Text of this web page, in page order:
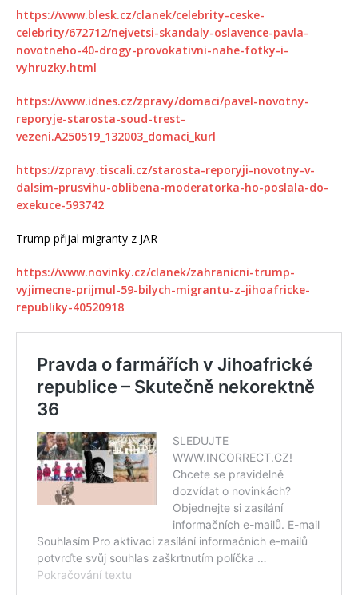
https://www.blesk.cz/clanek/celebrity-ceske-
celebrity/672712/nejvetsi-skandaly-oslavence-pavla-
novotneho-40-drogy-provokativni-nahe-fotky-i-
vyhruzky.html
https://www.idnes.cz/zpravy/domaci/pavel-novotny-
reporyje-starosta-soud-trest-
vezeni.A250519_132003_domaci_kurl
https://zpravy.tiscali.cz/starosta-reporyji-novotny-v-
dalsim-prusvihu-oblibena-moderatorka-ho-poslala-do-
exekuce-593742
Trump přijal migranty z JAR
https://www.novinky.cz/clanek/zahranicni-trump-
vyjimecne-prijmul-59-bilych-migrantu-z-jihoafricke-
republiky-40520918